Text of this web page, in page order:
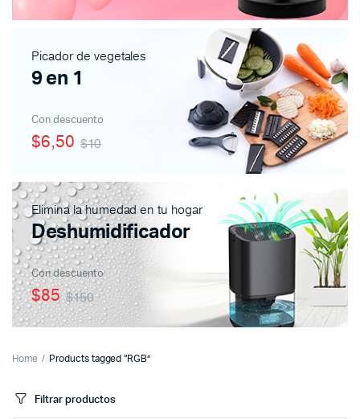
Picador de vegetales
9 en 1
Con descuento
$10
$6,50
Elimina la humedad en tu hogar
Deshumidificador
Con descuento
$150
$85
Home Products tagged “RGB”
Filtrar productos